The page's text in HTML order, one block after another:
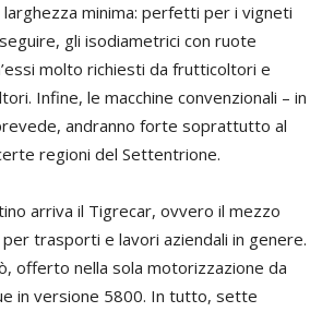
minima: perfetti per i vigneti
gli isodiametrici con ruote
molto richiesti da frutticoltori e
Infine, le macchine convenzionali – in
andranno forte soprattutto al
regioni del Settentrione.
arriva il Tigrecar, ovvero il mezzo
trasporti e lavori aziendali in genere.
offerto nella sola motorizzazione da
in versione 5800. In tutto, sette